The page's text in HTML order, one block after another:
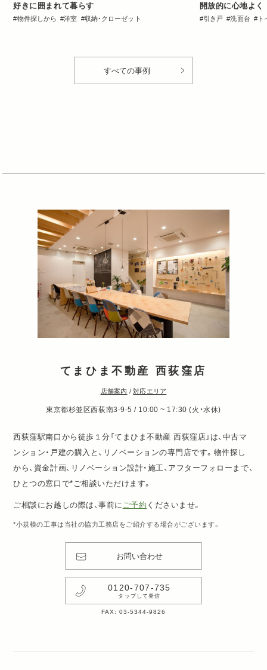
好きに囲まれて暮らす
物件探しから 洋室
収納・クローゼット
開放的に心地よく
引き戸 洗面台 ト
すべての事例
てまひま不動産 西荻窪店
店舗案内 /対応エリア
東京都杉並区西荻南3-9-5 / 10:00 ~ 17:30 (火・水休)
西荻窪駅南口から徒歩１分「てまひま不動産 西荻窪店」は、中古マ
ンション・戸建の購入と、リノベーションの専門店です。物件探し
から、資金計画、リノベーション設計・施工、アフターフォローまで、
ひとつの窓口で*ご相談いただけます。
ご相談にお越しの際は、事前に ご予約 くださいませ。
*小規模の工事は当社の協力工務店をご紹介する場合がございます。
お問い合わせ
0120-707-735
タップして発信
FAX: 03-5344-9826